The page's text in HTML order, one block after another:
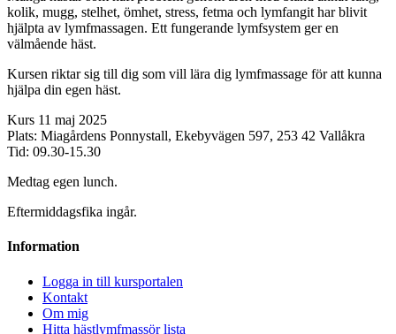
kolik, mugg, stelhet, ömhet, stress, fetma och lymfangit har blivit
hjälpta av lymfmassagen. Ett fungerande lymfsystem ger en
välmående häst.
Kursen riktar sig till dig som vill lära dig lymfmassage för att kunna
hjälpa din egen häst.
Kurs 11 maj 2025
Plats: Miagårdens Ponnystall, Ekebyvägen 597, 253 42 Vallåkra
Tid: 09.30-15.30
Medtag egen lunch.
Eftermiddagsfika ingår.
Information
Logga in till kursportalen
Kontakt
Om mig
Hitta hästlymfmassör lista